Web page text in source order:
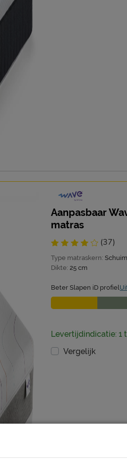
Aanpasbaar
matras
(37)
Type matraskern: Schuim
Dikte: 25 cm
Beter Slapen iD profiel
Levertijdindicatie: 1
Vergelijk